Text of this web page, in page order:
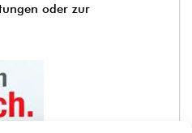
oder zur